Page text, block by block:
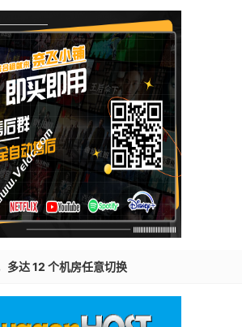
多达 12 个机房任意切换